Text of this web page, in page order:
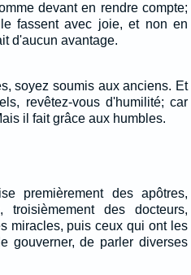
devant en rendre compte;
fassent avec joie, et non en
d'aucun avantage.
soyez soumis aux anciens. Et
revêtez-vous d'humilité; car
il fait grâce aux humbles.
premièrement des apôtres,
troisièmement des docteurs,
miracles, puis ceux qui ont les
gouverner, de parler diverses